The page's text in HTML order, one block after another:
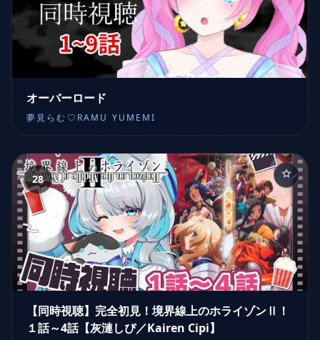
オーバーロード
夢見らむ♡RAMU YUMEMI
28
【同時視聴】完全初見！境界線上のホライゾンⅡ！
１話～4話【灰漣しぴ／Kairen Cipi】